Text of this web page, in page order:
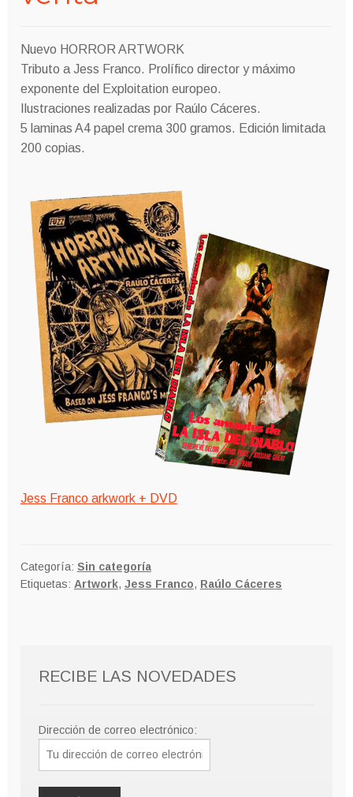
Nuevo HORROR ARTWORK
Tributo a Jess Franco. Prolífico director y máximo
exponente del Exploitation europeo.
Ilustraciones realizadas por Raúlo Cáceres.
5 laminas A4 papel crema 300 gramos. Edición limitada
200 copias.
Jess Franco arkwork + DVD
Categoría: Sin categoría
Etiquetas: Artwork, Jess Franco, Raúlo Cáceres
RECIBE LAS NOVEDADES
Dirección de correo electrónico: